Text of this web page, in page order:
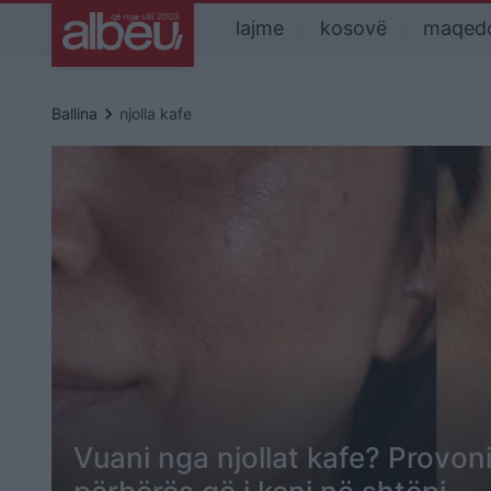
lajme kosovë
Ballina keyboard_arrow_right njolla kafe
Vuani nga njollat kafe?